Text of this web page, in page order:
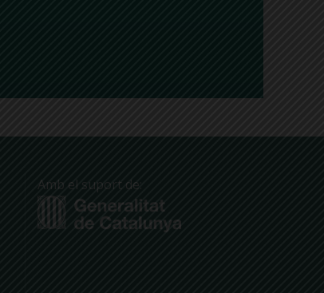
Amb el suport de: